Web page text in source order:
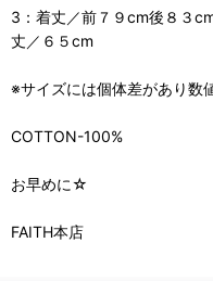
3：着丈／前７９cm後８
丈／６５cm
※サイズには個体差があり数
COTTON-100%
お早めに☆
FAITH本店